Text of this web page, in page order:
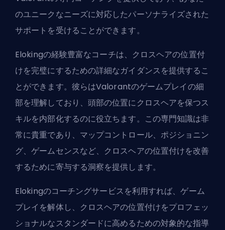
のユニークなニーズに対応したパーソナライズされた
サポートを受けることができます。
Elokingの経験豊富なコーチは、クロスヘアの位置付
けを完璧にするための詳細なガイダンスを提供するこ
とができます。彼らはValorantのゲームプレイの細
部を理解しており、頭部の位置にクロスヘアを保つス
キルを内部化するのに役立ちます。この専門知識は非
常に貴重であり、マップコントロール、ポジショニン
グ、ゲームセンスなど、クロスヘアの位置付けを改善
するために寄与する洞察を提供します。
Elokingのコーチングサービスを利用すれば、ゲーム
プレイを解体し、クロスヘアの位置付けをプロフェッ
ショナルなスタンダードに高めるための対象的な指導